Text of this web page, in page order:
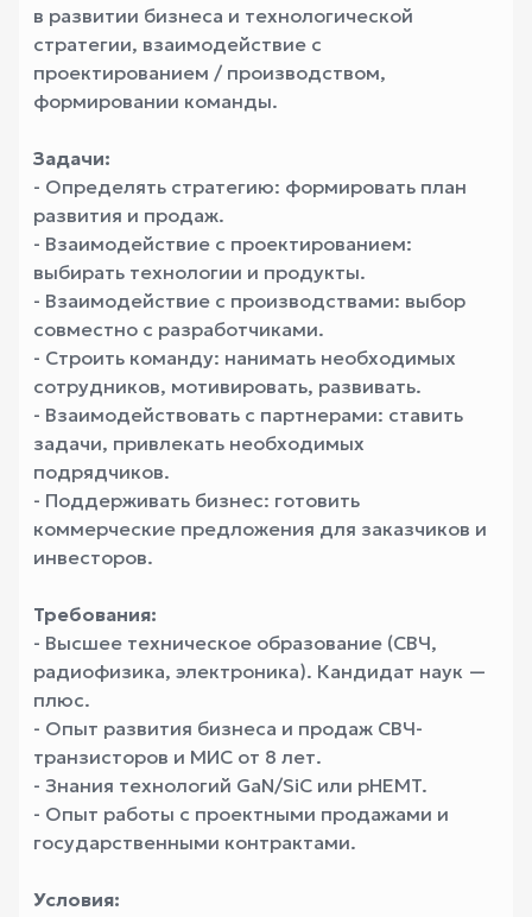
в развитии бизнеса и технологической
стратегии, взаимодействие с
проектированием / производством,
формировании команды.
Задачи:
- Определять стратегию: формировать план
развития и продаж.
- Взаимодействие с проектированием:
выбирать технологии и продукты.
- Взаимодействие с производствами: выбор
совместно с разработчиками.
- Строить команду: нанимать необходимых
сотрудников, мотивировать, развивать.
- Взаимодействовать с партнерами: ставить
задачи, привлекать необходимых
подрядчиков.
- Поддерживать бизнес: готовить
коммерческие предложения для заказчиков и
инвесторов.
Требования:
- Высшее техническое образование (СВЧ,
радиофизика, электроника). Кандидат наук —
плюс.
- Опыт развития бизнеса и продаж СВЧ-
транзисторов и МИС от 8 лет.
- Знания технологий GaN/SiC или pHEMT.
- Опыт работы с проектными продажами и
государственными контрактами.
Условия: